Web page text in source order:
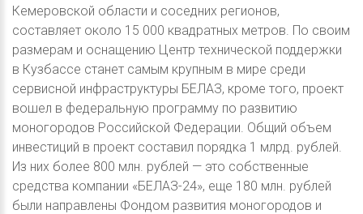
Кемеровской области и соседних регионов,
составляет около 15 000 квадратных метров. По своим
размерам и оснащению Центр технической поддержки
в Кузбассе станет самым крупным в мире среди
сервисной инфраструктуры БЕЛАЗ, кроме того, проект
вошел в федеральную программу по развитию
моногородов Российской Федерации. Общий объем
инвестиций в проект составил порядка 1 млрд. рублей.
Из них более 800 млн. рублей — это собственные
средства компании «БЕЛАЗ-24», еще 180 млн. рублей
были направлены Фондом развития моногородов и